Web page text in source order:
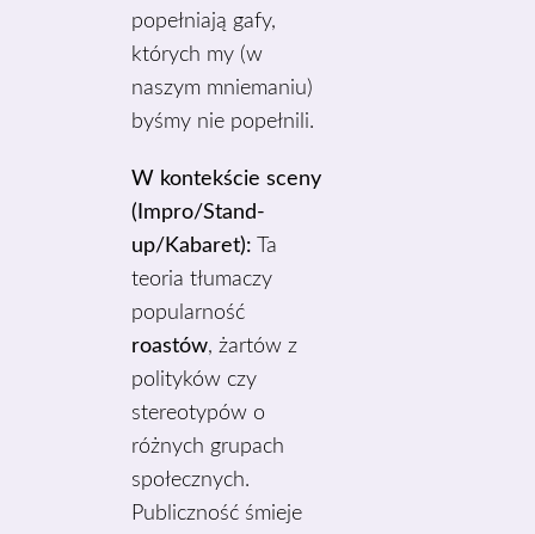
popełniają gafy,
których my (w
naszym mniemaniu)
byśmy nie popełnili.
W kontekście sceny
(Impro/Stand-
up/Kabaret): Ta
teoria tłumaczy
popularność
roastów, żartów z
polityków czy
stereotypów o
różnych grupach
społecznych.
Publiczność śmieje